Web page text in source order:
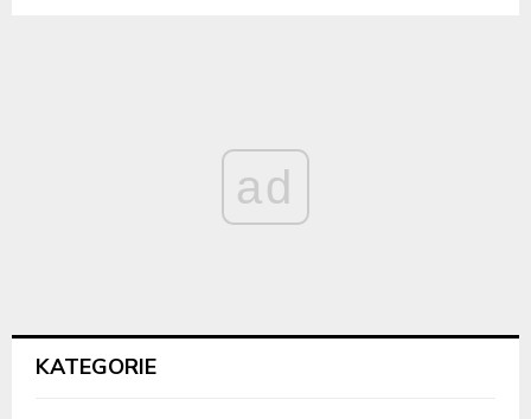
ad
KATEGORIE